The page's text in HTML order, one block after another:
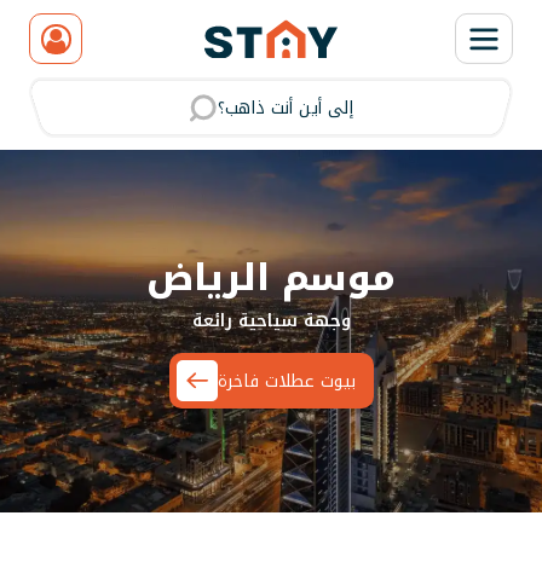
إلى أين أنت ذاهب؟
إيجار شاليهات واستراحات
موسم الرياض
وجهة سياحية رائعة
بيوت عطلات فاخرة